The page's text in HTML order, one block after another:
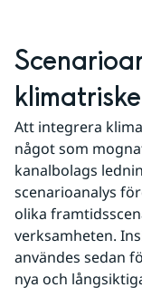
Att integrera
något som
kanalbolags
scenarioanalys
olika
verksamheten.
användes sedan
nya och